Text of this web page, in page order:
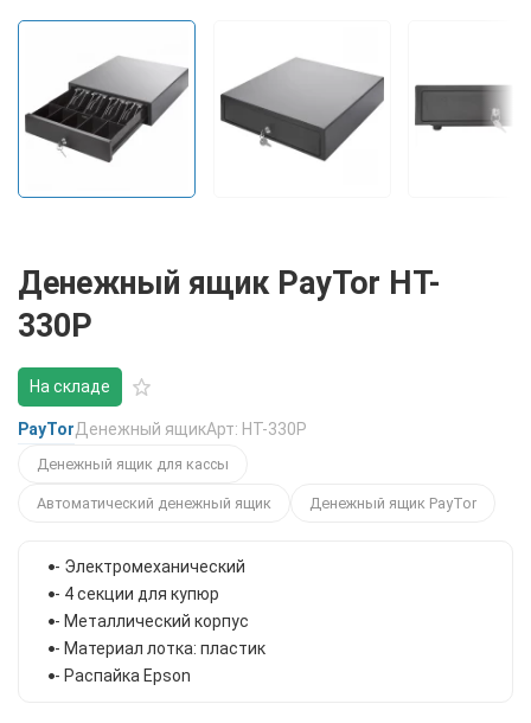
Денежный ящик PayTor HT-
330P
На складе
PayTorДенежный ящикАрт: HT-330P
Денежный ящик для кассы
Автоматический денежный ящик Денежный ящик PayTor
- Электромеханический
- 4 секции для купюр
- Металлический корпус
- Материал лотка: пластик
- Распайка Epson